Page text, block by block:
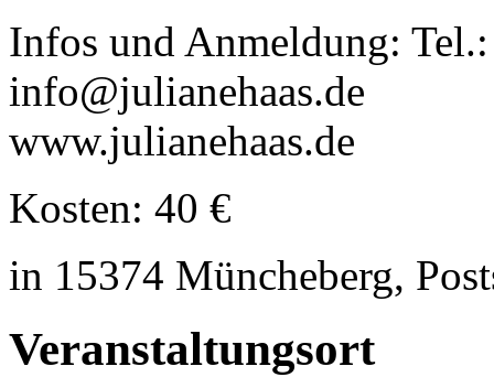
Infos und Anmeldung:
info@julianehaas.de
www.julianehaas.de
Kosten: 40 €
in 15374 Müncheberg,
Veranstaltungsort